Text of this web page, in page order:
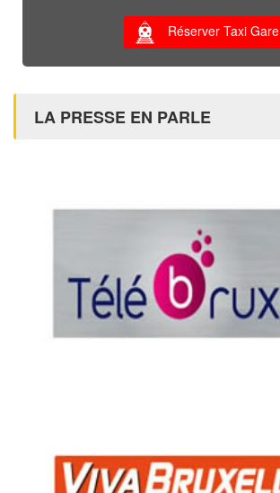
Réserver Taxi Gare
LA PRESSE EN PARLE